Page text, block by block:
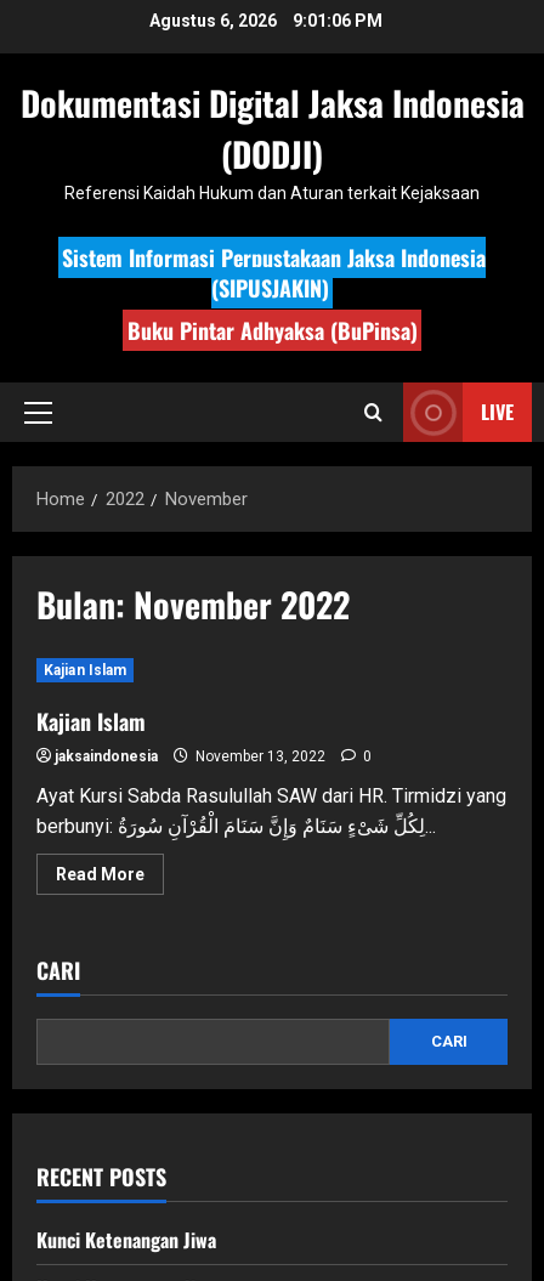
Agustus 6, 2026 9:01:07 PM
Dokumentasi Digital Jaksa Indonesia
(DODJI)
Referensi Kaidah Hukum dan Aturan terkait Kejaksaan
Sistem Informasi Perpustakaan Jaksa Indonesia
(SIPUSJAKIN)
Buku Pintar Adhyaksa (BuPinsa)
Primary
LIVE
Home 2022 November
Bulan: November 2022
Kajian Islam
Kajian Islam
jaksaindonesia November 13, 2022 0
Ayat Kursi Sabda Rasulullah SAW dari HR. Tirmidzi yang
berbunyi: لِكُلِّ شَىْءٍ سَنَامٌ وَإِنَّ سَنَامَ الْقُرْآنِ سُورَةُ...
Read MoreRead
more
CARI
CARI
RECENT POSTS
Kunci Ketenangan Jiwa